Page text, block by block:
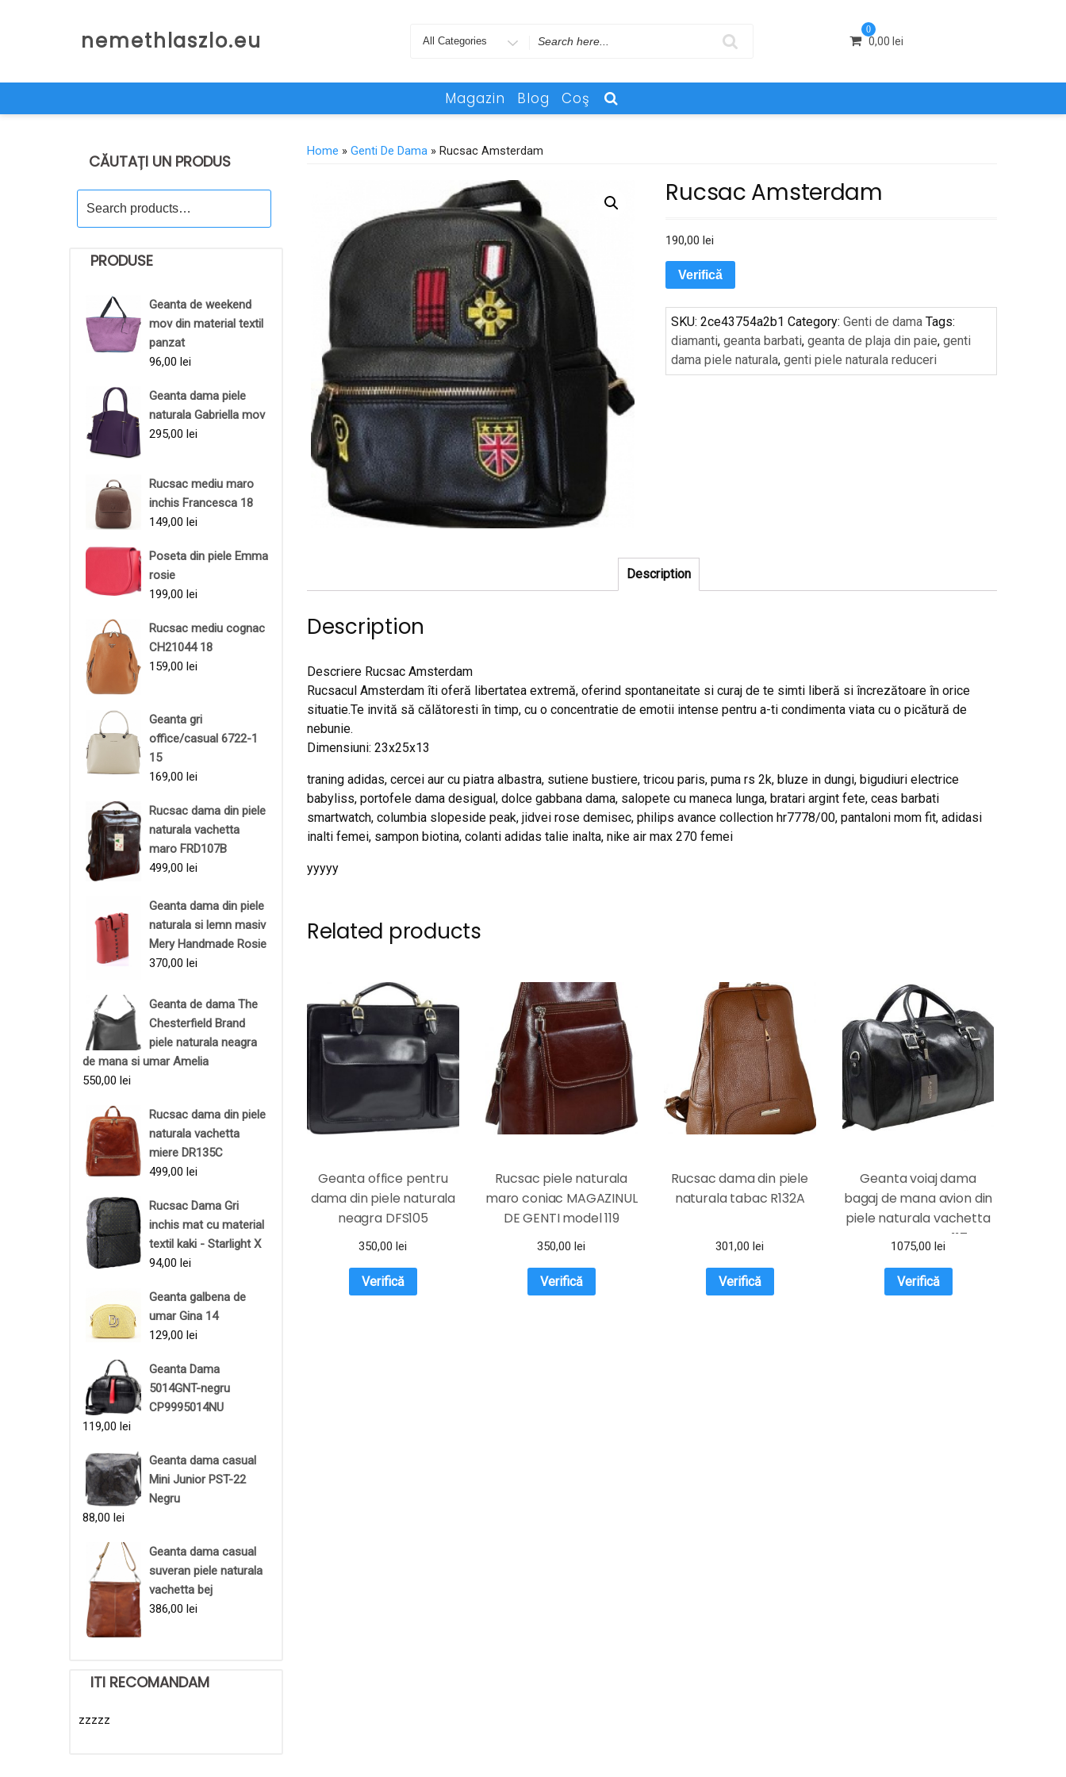
nemethlaszlo.eu
Search
0
0,00 lei
Magazin Blog Coş
CĂUTAȚI UN PRODUS
for:
PRODUSE
Geanta de weekend
mov din material textil
panzat
96,00 lei
Geanta dama piele
naturala Gabriella mov
295,00 lei
Rucsac mediu maro
inchis Francesca 18
149,00 lei
Poseta din piele Emma
rosie
199,00 lei
Rucsac mediu cognac
CH21044 18
159,00 lei
Geanta gri
office/casual 6722-1
15
169,00 lei
Rucsac dama din piele
naturala vachetta
maro FRD107B
499,00 lei
Geanta dama din piele
naturala si lemn masiv
Mery Handmade Rosie
370,00 lei
Geanta de dama The
Chesterfield Brand
piele naturala neagra
de mana si umar Amelia
550,00 lei
Rucsac dama din piele
naturala vachetta
miere DR135C
499,00 lei
Rucsac Dama Gri
inchis mat cu material
textil kaki - Starlight X
94,00 lei
Geanta galbena de
umar Gina 14
129,00 lei
Geanta Dama
5014GNT-negru
CP9995014NU
119,00 lei
Geanta dama casual
Mini Junior PST-22
Negru
88,00 lei
Geanta dama casual
suveran piele naturala
vachetta bej
386,00 lei
ITI RECOMANDAM
zzzzz
Home » Genti De Dama » Rucsac Amsterdam
Rucsac Amsterdam
190,00lei
Verifică
SKU:2ce43754a2b1 Category:Genti de dama Tags:
diamanti,geanta barbati,geanta de plaja din paie,genti
dama piele naturala,genti piele naturala reduceri
Description
Description
Descriere Rucsac Amsterdam
Rucsacul Amsterdam îti oferă libertatea extremă, oferind spontaneitate si curaj de te simti liberă si încrezătoare în orice
situatie.Te invită să călătoresti în timp, cu o concentratie de emotii intense pentru a-ti condimenta viata cu o picătură de
nebunie.
Dimensiuni: 23x25x13
traning adidas, cercei aur cu piatra albastra, sutiene bustiere, tricou paris, puma rs 2k, bluze in dungi, bigudiuri electrice
babyliss, portofele dama desigual, dolce gabbana dama, salopete cu maneca lunga, bratari argint fete, ceas barbati
smartwatch, columbia slopeside peak, jidvei rose demisec, philips avance collection hr7778/00, pantaloni mom fit, adidasi
inalti femei, sampon biotina, colanti adidas talie inalta, nike air max 270 femei
yyyyy
Related products
Geanta office pentru
dama din piele naturala
neagra DFS105
350,00lei
Verifică
Rucsac piele naturala
maro coniac MAGAZINUL
DE GENTI model 119
350,00lei
Verifică
Rucsac dama din piele
naturala tabac R132A
301,00lei
Verifică
Geanta voiaj dama
bagaj de mana avion din
piele naturala vachetta
neagra FGVD117
1075,00lei
Verifică